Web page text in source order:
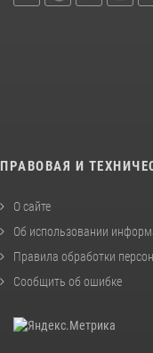
ПРАВОВАЯ И
О сайте
Об использовании
Правила обработки
Сообщить об ошибке